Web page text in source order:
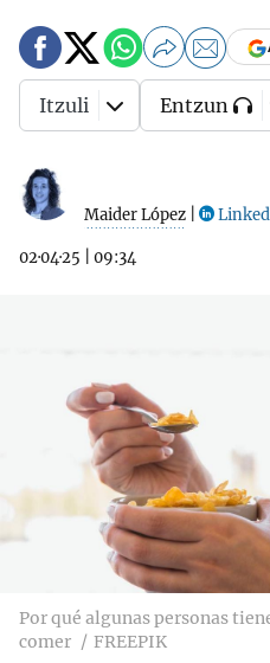
Maider López
02·04·25 09:34
Itzuli Entzun
Por qué algunas personas
comer
FREEPIK